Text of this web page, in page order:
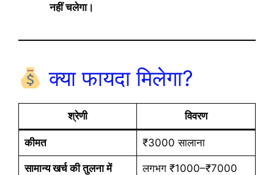
नहीं चलेगा।
क्या फायदा मिलेगा?
श्रेणी विवरण
कीमत ₹3000 सालाना
सामान्य खर्च की तुलना में
लगभग ₹1000–₹7000